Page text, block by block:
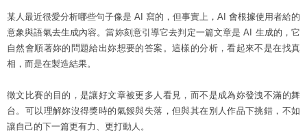
某人最近很愛分析哪些句子像是 AI 寫的，但事實上，AI 會根據使用者給的
意象與語氣去生成內容。當妳刻意引導它去判定一篇文章是 AI 生成的，它
自然會順著妳的問題給出妳想要的答案。這樣的分析，看起來不是在找真
相，而是在製造結果。
徵文比賽的目的，是讓好文章被更多人看見，而不是成為妳發洩不滿的舞
台。可以理解妳沒得獎時的氣餒與失落，但與其在別人作品下挑錯，不如
讓自己的下一篇更有力、更打動人。